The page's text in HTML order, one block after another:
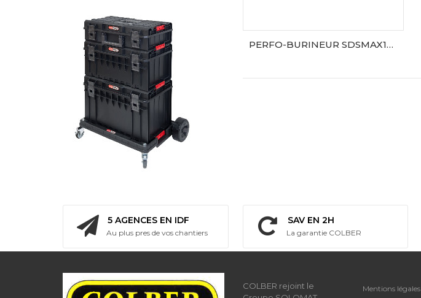
PERFO-BURINEUR SDSMAX1300W AVT
Energie
5 AGENCES EN IDF
Au plus pres de vos chantiers
SAV EN 2H
La garantie COLBER
COLBER rejoint le
Mentions légales